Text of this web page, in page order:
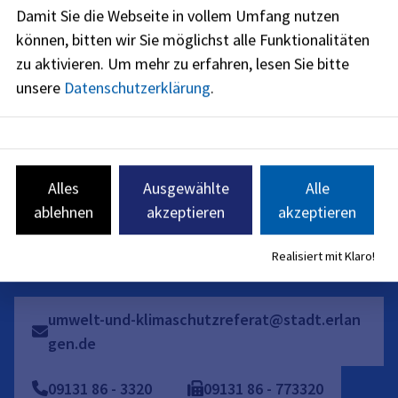
jetzt geschlossen
Montag:
08:00-12:00Uhr und 14:00-18:00
Dienstag:
Donnerstag:
-14:00
Freitag:
08:00-12:00Uhr
umwelt-und-klimaschutzreferat@stadt.erlan
gen.de
09131 86 - 3320 09131 86 - 773320
Damit Sie die Webseite in vollem Umfang nutzen
können, bitten wir Sie möglichst alle Funktionalitäten
zu aktivieren. Um mehr zu erfahren, lesen Sie bitte
unsere Datenschutzerklärung.
Alles
ablehnen
Ausgewählte
akzeptieren
Alle
akzeptieren
Realisiert mit Klaro!